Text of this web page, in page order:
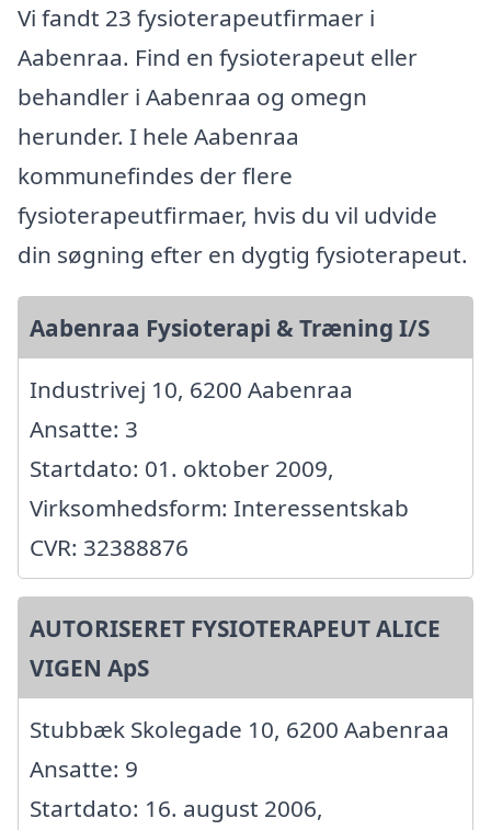
Vi fandt 23 fysioterapeutfirmaer i
Aabenraa. Find en fysioterapeut eller
behandler i Aabenraa og omegn
herunder. I hele Aabenraa
kommunefindes der flere
fysioterapeutfirmaer, hvis du vil udvide
din søgning efter en dygtig fysioterapeut.
Aabenraa Fysioterapi & Træning I/S
Industrivej 10, 6200 Aabenraa
Ansatte: 3
Startdato: 01. oktober 2009,
Virksomhedsform: Interessentskab
CVR: 32388876
AUTORISERET FYSIOTERAPEUT ALICE
VIGEN ApS
Stubbæk Skolegade 10, 6200 Aabenraa
Ansatte: 9
Startdato: 16. august 2006,